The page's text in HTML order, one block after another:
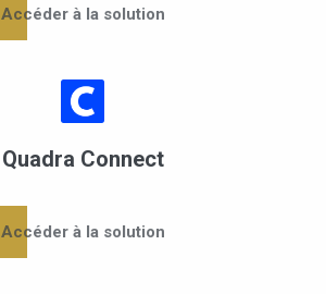
Accéder à la solution
Quadra Connect
Accéder à la solution